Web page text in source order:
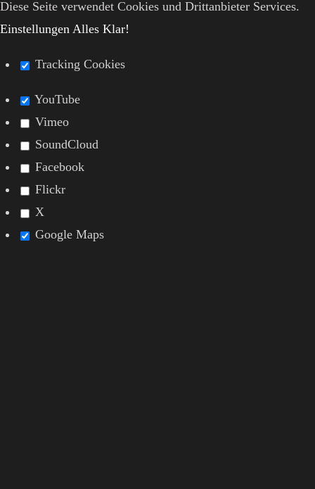
Diese Seite verwendet Cookies und Drittanbieter Services.
Einstellungen Alles Klar!
Tracking Cookies
YouTube
Vimeo
SoundCloud
Facebook
Flickr
X
Google Maps